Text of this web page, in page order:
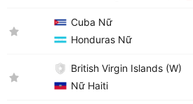
Cuba Nữ
Honduras Nữ
British Virgin Islands (W)
Nữ Haiti